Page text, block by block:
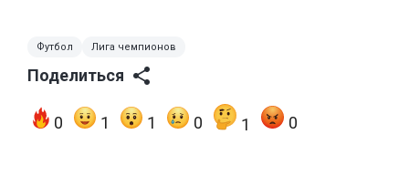
Футбол Лига чемпионов
Поделиться
0 1 1 0 1 0